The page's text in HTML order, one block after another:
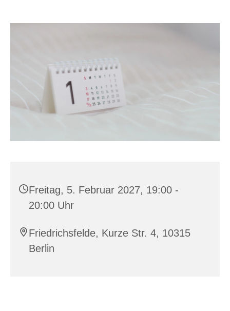
Freitag, 5. Februar 2027, 19:00 -
20:00 Uhr
Friedrichsfelde, Kurze Str. 4, 10315
Berlin